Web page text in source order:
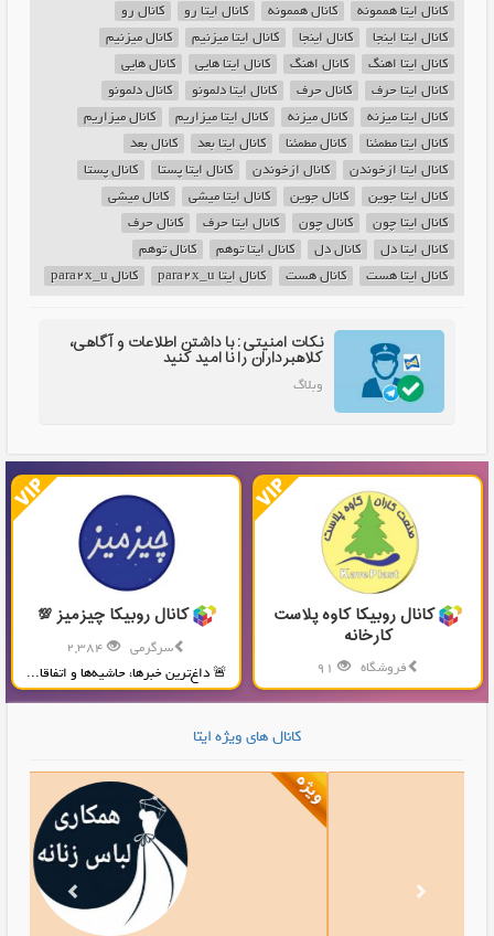
کانال ایتا هممونه کانال هممونه کانال ایتا رو
کانال رو
کانال ایتا اینجا
کانال اینجا کانال ایتا میزنیم
کانال میزنیم
کانال ایتا اهنگ
کانال اهنگ کانال ایتا هایی
کانال هایی
کانال ایتا حرف
کانال حرف کانال ایتا دلمونو
کانال دلمونو
کانال ایتا میزنه
کانال میزنه کانال ایتا میزاریم
کانال میزاریم
کانال ایتا مطمئنا
کانال مطمئنا کانال ایتا بعد
کانال بعد
کانال ایتا ازخوندن
کانال ازخوندن کانال ایتا پستا
کانال پستا
کانال ایتا جوین
کانال جوین کانال ایتا میشی
کانال میشی
کانال ایتا چون
کانال چون کانال ایتا حرف
کانال حرف
کانال ایتا دل
کانال دل کانال ایتا توهم
کانال توهم
کانال ایتا هست
کانال هست کانال ایتا para2x_u کانال para2x_u
نکات امنیتی: با داشتن اطلاعات و آگاهی،
کلاهبرداران را نا امید کنید
وبلاگ
کانال روبیکا کاوه پلاست
کارخانه
فروشگاه
تولید و پخش محصولات پلاستیکی...
کانال روبیکا چیزمیز 💯
سرگرمی
🚨 داغ‌ترین خبرها، حاشیه‌ها و اتفاقا...
کانال های ویژه ایتا